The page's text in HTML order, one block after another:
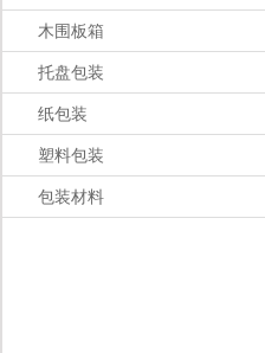
木围板箱
托盘包装
纸包装
塑料包装
包装材料